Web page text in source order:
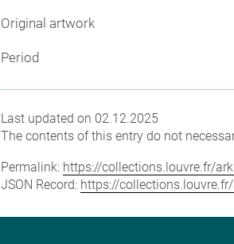
Original artwork
Period
Last updated on 02.12.2025
The contents of this entry do not
Permalink: https://collections.louvre.fr/
JSON Record: https://